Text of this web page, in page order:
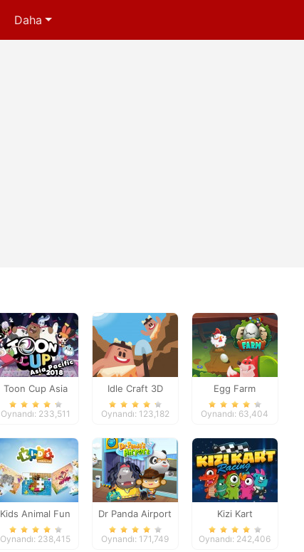
Daha
Toon Cup Asia
Pacific 2018
Oynandı: 233,511
Idle Craft 3D
Oynandı: 123,182
Egg Farm
Oynandı: 63,404
Kids Animal Fun
Oynandı: 238,415
Dr Panda Airport
Oynandı: 171,749
Kizi Kart
Oynandı: 242,406